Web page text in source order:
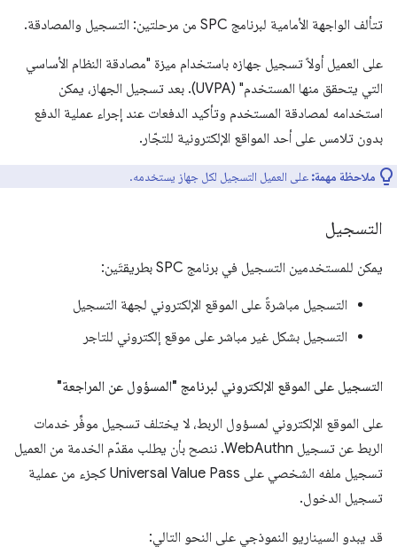
تتألف الواجهة الأمامية لبرنامج SPC من مرحلتين: التسجيل والمصادقة.
على العميل أولاً تسجيل جهازه باستخدام ميزة "مصادقة النظام الأساسي
التي يتحقق منها المستخدم" (UVPA). بعد تسجيل الجهاز، يمكن
استخدامه لمصادقة المستخدم وتأكيد الدفعات عند إجراء عملية الدفع
بدون تلامس على أحد المواقع الإلكترونية للتجّار.
ملاحظة مهمة: على العميل التسجيل لكل جهاز يستخدمه.
التسجيل
يمكن للمستخدمين التسجيل في برنامج SPC بطريقتَين:
التسجيل مباشرةً على الموقع الإلكتروني لجهة التسجيل
التسجيل بشكل غير مباشر على موقع إلكتروني للتاجر
التسجيل على الموقع الإلكتروني لبرنامج "المسؤول عن المراجعة"
على الموقع الإلكتروني لمسؤول الربط، لا يختلف تسجيل موفِّر خدمات
الربط عن تسجيل WebAuthn. ننصح بأن يطلب مقدّم الخدمة من العميل
تسجيل ملفه الشخصي على Universal Value Pass كجزء من عملية
تسجيل الدخول.
قد يبدو السيناريو النموذجي على النحو التالي: